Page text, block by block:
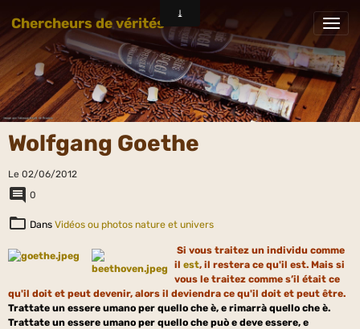
Chercheurs de vérités
Wolfgang Goethe
Le 02/06/2012
0
Dans Vidéos ou photos nature et univers
Si vous traitez un individu comme
il est, il restera ce qu'il est. Mais si
vous le traitez comme s’il était ce
qu'il doit et peut devenir, alors il deviendra ce qu'il doit et peut être.
Trattate un essere umano per quello che è, e rimarrà quello che è.
Trattate un essere umano per quello che può e deve essere, e